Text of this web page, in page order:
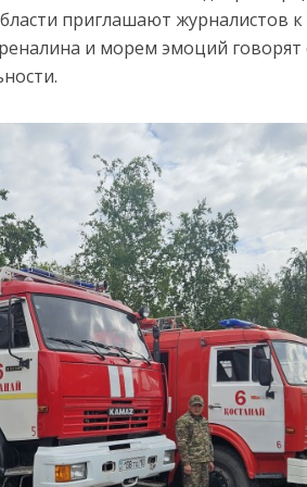
приглашают журналистов к
и морем эмоций говорят